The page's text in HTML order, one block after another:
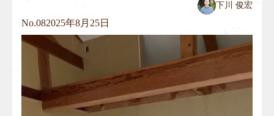
下川 俊宏
No.082025年8月25日